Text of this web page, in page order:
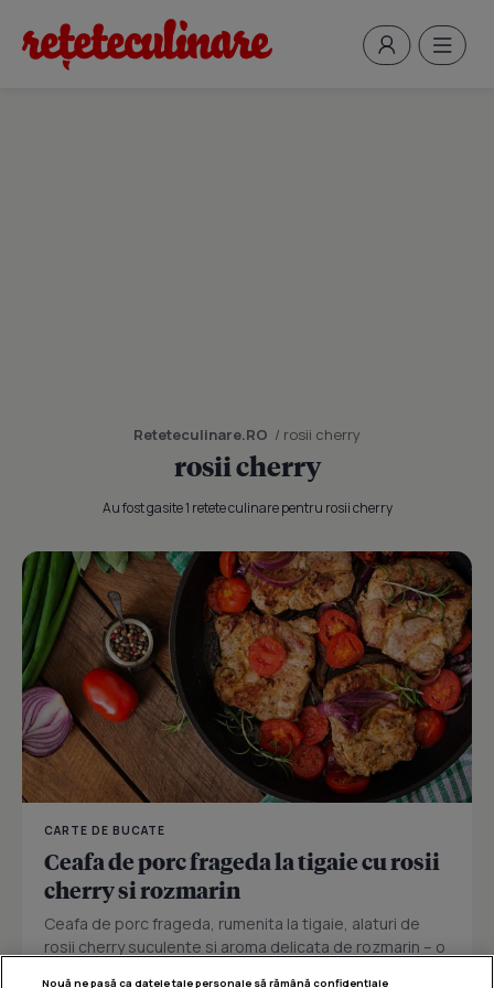
Reteteculinare.RO / rosii cherry
rosii cherry
Au fost gasite 1 retete culinare pentru rosii cherry
CARTE DE BUCATE
Ceafa de porc frageda la tigaie cu rosii
cherry si rozmarin
Ceafa de porc frageda, rumenita la tigaie, alaturi de
rosii cherry suculente si aroma delicata de rozmarin – o
Nouă ne pasă ca datele tale personale să rămână confidențiale